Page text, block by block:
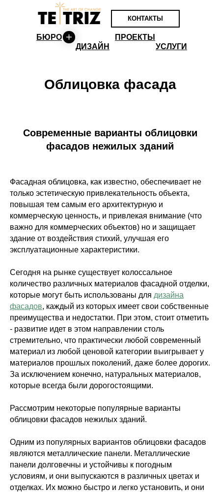
ПРОЕКТЫ
ДИЗАЙН
КОНТАКТЫ
УСЛУГИ
БЮРО
Облицовка фасада
Современные варианты облицовки
фасадов нежилых зданий
Фасадная облицовка, как известно, обеспечивает не
только эстетическую привлекательность объекта,
повышая тем самым его архитектурную и
коммерческую ценность, и привлекая внимание (что
важно для коммерческих объектов) но и защищает
здание от воздействия стихий, улучшая его
эксплуатационные характеристики.
Сегодня на рынке существует колоссальное
количество различных материалов фасадной отделки,
которые могут быть использованы для дизайна
фасадов, каждый из которых имеет свои собственные
преимущества и недостатки. При этом, стоит отметить
- развитие идет в этом направлении столь
стремительно, что практически любой современный
материал из любой ценовой категории выигрывает у
материалов прошлых поколений, даже более дорогих.
За исключением конечно, натуральных материалов,
которые всегда были дорогостоящими.
Рассмотрим некоторые популярные варианты
облицовки фасадов нежилых зданий.
Одним из популярных вариантов облицовки фасадов
являются металлические панели. Металлические
панели долговечны и устойчивы к погодным
условиям, и они выпускаются в различных цветах и
отделках. Их можно быстро и легко установить, и они